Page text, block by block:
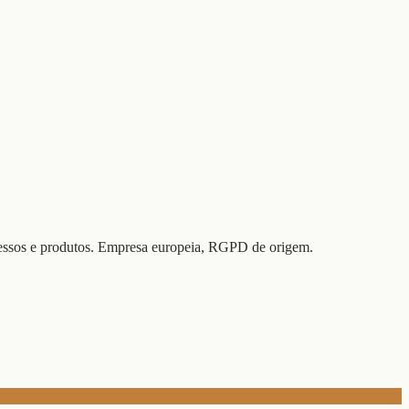
e produtos. Empresa europeia, RGPD de origem.